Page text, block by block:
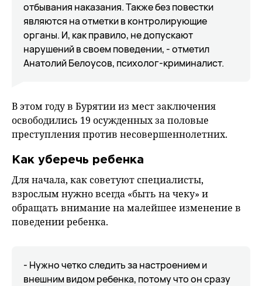
отбывания наказания. Также без повестки
являются на отметки в контролирующие
органы. И, как правило, не допускают
нарушений в своем поведении, - отметил
Анатолий Белоусов, психолог-криминалист.
В этом году в Бурятии из мест заключения
освободились 19 осужденных за половые
преступления против несовершеннолетних.
Как уберечь ребенка
Для начала, как советуют специалисты,
взрослым нужно всегда «быть на чеку» и
обращать внимание на малейшее изменение в
поведении ребенка.
- Нужно четко следить за настроением и
внешним видом ребенка, потому что он сразу